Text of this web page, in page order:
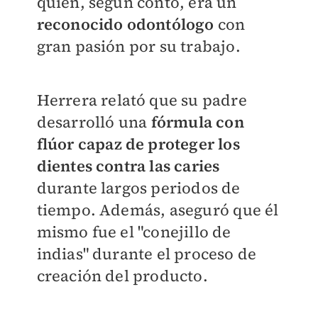
reconocido odontólogo con
gran pasión por su trabajo.
Herrera relató que su padre
desarrolló una fórmula con
flúor capaz de proteger los
dientes contra las caries
durante largos periodos de
tiempo. Además, aseguró que él
mismo fue el "conejillo de
indias" durante el proceso de
creación del producto.